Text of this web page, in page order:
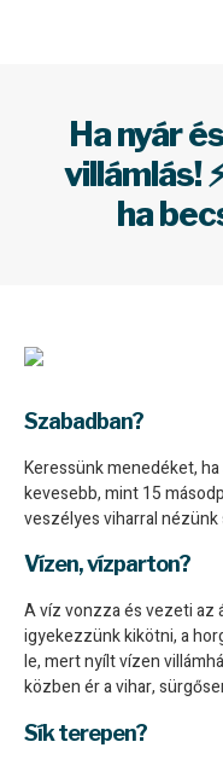
Ha nyár
villámlás!
ha
Szabadban?
Keressünk menedéket,
kevesebb, mint 15
veszélyes viharral nézünk
Vízen, vízparton?
A víz vonzza és vezeti az
igyekezzünk kikötni, a
le, mert nyílt vízen
közben ér a vihar,
Sík terepen?